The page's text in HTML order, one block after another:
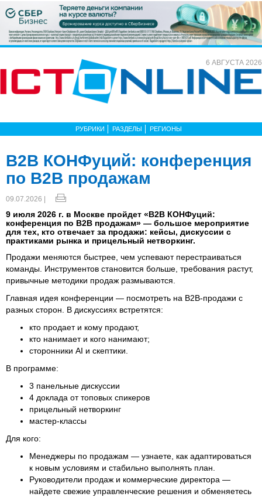
6 АВГУСТА 2026
РУБРИКИ РАЗДЕЛЫ РЕГИОНЫ
B2B КОНФуций: конференция
по B2B продажам
09.07.2026 |
9 июля 2026 г. в Москве пройдет «B2B КОНФуций:
конференция по B2B продажам» — большое мероприятие
для тех, кто отвечает за продажи: кейсы, дискуссии с
практиками рынка и прицельный нетворкинг.
Продажи меняются быстрее, чем успевают перестраиваться
команды. Инструментов становится больше, требования растут,
привычные методики продаж размываются.
Главная идея конференции — посмотреть на B2B-продажи с
разных сторон. В дискуссиях встретятся:
кто продает и кому продают,
кто нанимает и кого нанимают;
сторонники AI и скептики.
В программе:
3 панельные дискуссии
4 доклада от топовых спикеров
прицельный нетворкинг
мастер-классы
Для кого:
Менеджеры по продажам — узнаете, как адаптироваться
к новым условиям и стабильно выполнять план.
Руководители продаж и коммерческие директора —
найдете свежие управленческие решения и обменяетесь